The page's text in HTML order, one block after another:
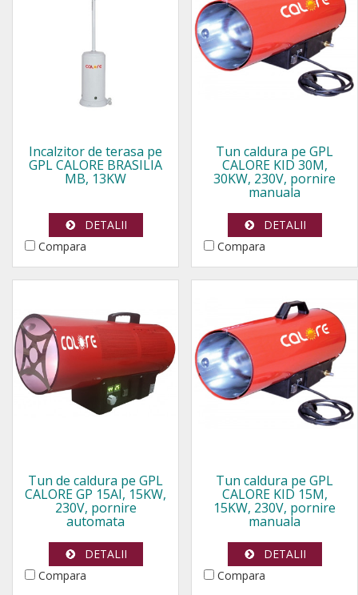
Incalzitor de terasa pe
GPL CALORE BRASILIA
MB, 13KW
DETALII
Compara
Tun caldura pe GPL
CALORE KID 30M,
30KW, 230V, pornire
manuala
DETALII
Compara
Tun de caldura pe GPL
CALORE GP 15AI, 15KW,
230V, pornire
automata
DETALII
Compara
Tun caldura pe GPL
CALORE KID 15M,
15KW, 230V, pornire
manuala
DETALII
Compara